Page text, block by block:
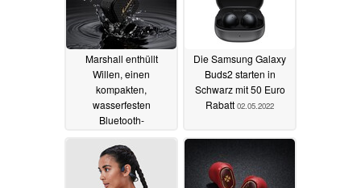
Marshall enthüllt
Willen, einen
kompakten,
wasserfesten
Bluetooth-
Euro03.05.2022
Die Samsung Galaxy
Buds2 starten in
Schwarz mit 50 Euro
Rabatt 02.05.2022